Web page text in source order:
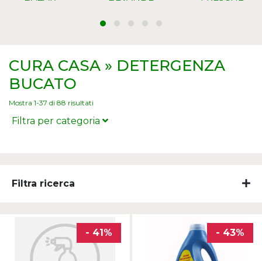
CURA CASA » DETERGENZA
BUCATO
Mostra 1-37 di 88 risultati
Filtra per categoria
Filtra ricerca
- 41% - 43%